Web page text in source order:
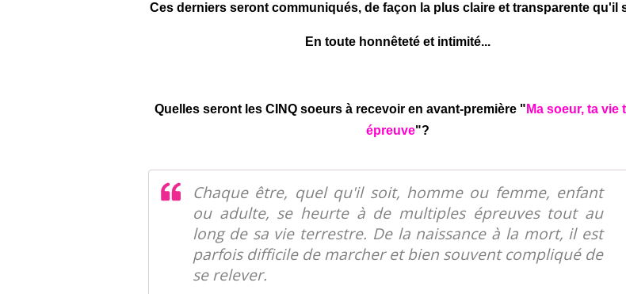
Ces derniers seront communiqués, de façon la plus claire et transparente qu'il
En toute honnêteté et intimité...
Quelles seront les CINQ soeurs à recevoir en avant-première" Ma soeur, ta vie
épreuve"?
Chaque être, quel qu'il soit, homme ou femme, enfant
ou adulte, se heurte à de multiples épreuves tout au
long de sa vie terrestre. De la naissance à la mort, il est
parfois difficile de marcher et bien souvent compliqué de
se relever.